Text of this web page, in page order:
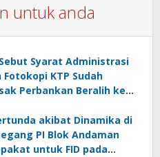
untuk anda
Syarat Administrasi
KTP Sudah
Perbankan Beralih ke
akibat Dinamika di
PI Blok Andaman
untuk FID pada